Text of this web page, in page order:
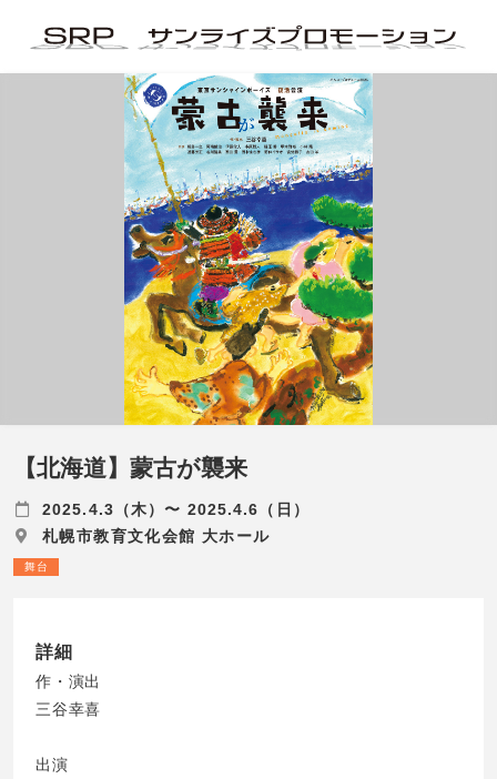
【北海道】蒙古が襲来
2025.4.3（木）〜 2025.4.6（日）
札幌市教育文化会館 大ホール
舞台
詳細
作・演出
三谷幸喜
出演